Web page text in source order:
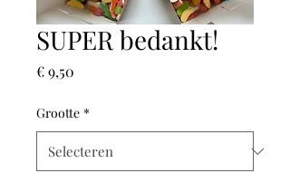
SUPER bedankt!
€ 9,50
Grootte *